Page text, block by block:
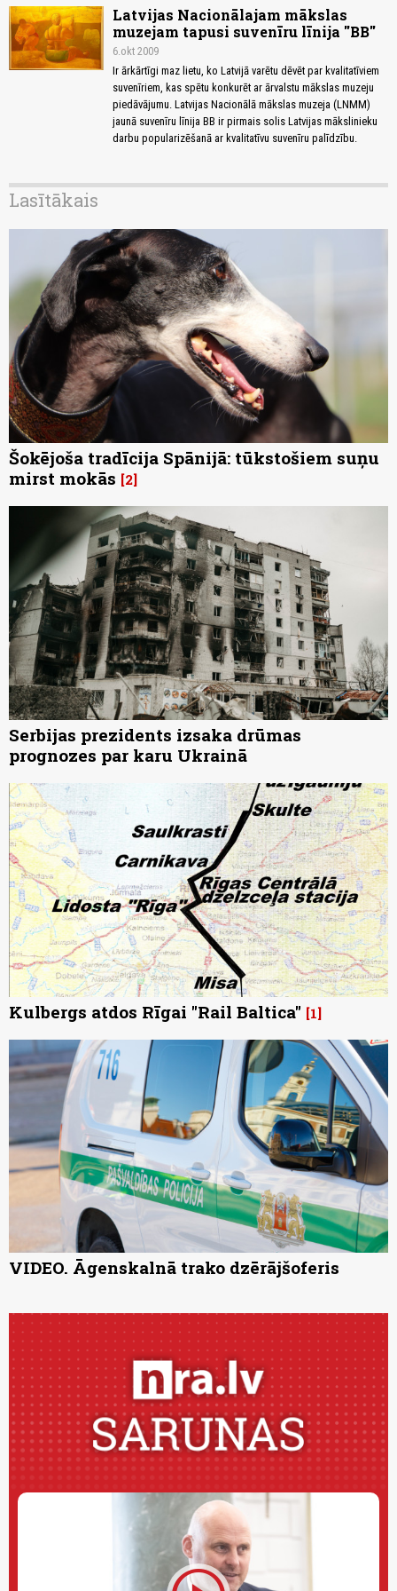
Latvijas Nacionālajam mākslas
muzejam tapusi suvenīru līnija ''BB''
6.okt 2009
Ir ārkārtīgi maz lietu, ko Latvijā varētu dēvēt par kvalitatīviem
suvenīriem, kas spētu konkurēt ar ārvalstu mākslas muzeju
piedāvājumu. Latvijas Nacionālā mākslas muzeja (LNMM)
jaunā suvenīru līnija BB ir pirmais solis Latvijas mākslinieku
darbu popularizēšanā ar kvalitatīvu suvenīru palīdzību.
Lasītākais
Šokējoša tradīcija Spānijā: tūkstošiem suņu
mirst mokās 2
Serbijas prezidents izsaka drūmas
prognozes par karu Ukrainā
Kulbergs atdos Rīgai "Rail Baltica" 1
VIDEO. Āgenskalnā trako dzērājšoferis